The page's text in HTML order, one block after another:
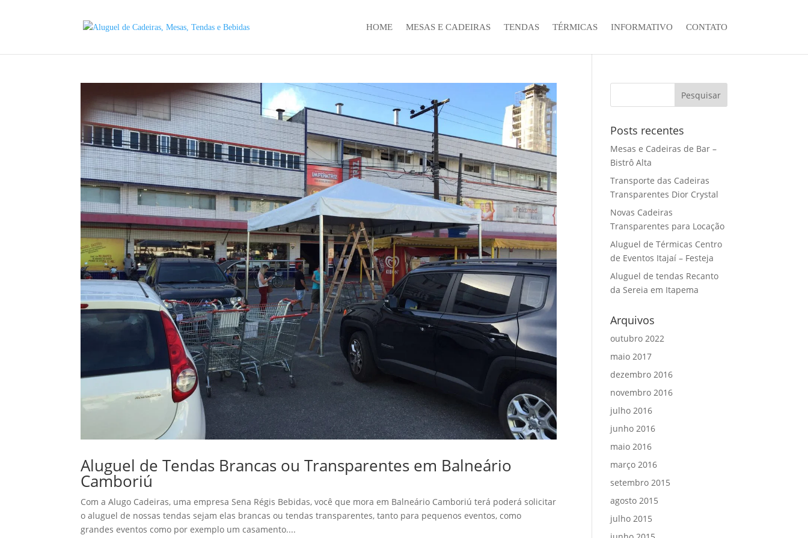
HOME MESAS E CADEIRAS TENDAS TÉRMICAS INFORMATIVO CONTATO
Aluguel de Tendas Brancas ou Transparentes em Balneário
Camboriú
Com a Alugo Cadeiras, uma empresa Sena Régis Bebidas, você que mora em Balneário Camboriú terá poderá solicitar
o aluguel de nossas tendas sejam elas brancas ou tendas transparentes, tanto para pequenos eventos, como
grandes eventos como por exemplo um casamento....
Posts recentes
Mesas e Cadeiras de Bar –
Bistrô Alta
Transporte das Cadeiras
Transparentes Dior Crystal
Novas Cadeiras
Transparentes para Locação
Aluguel de Térmicas Centro
de Eventos Itajaí – Festeja
Aluguel de tendas Recanto
da Sereia em Itapema
Arquivos
outubro 2022
maio 2017
dezembro 2016
novembro 2016
julho 2016
junho 2016
maio 2016
março 2016
setembro 2015
agosto 2015
julho 2015